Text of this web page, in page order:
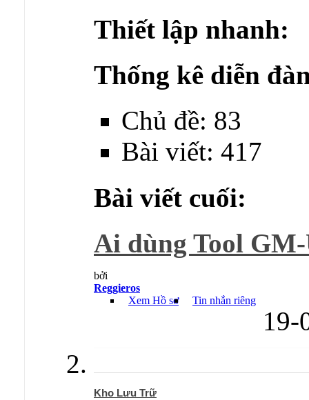
Thiết lập nhanh:
Thống kê diễn
Chủ đề: 83
Bài viết: 417
Bài viết cuối:
Ai dùng Tool
bởi
Reggieros
Xem Hồ sơ
Tin nhắn riêng
Kho Lưu Trữ